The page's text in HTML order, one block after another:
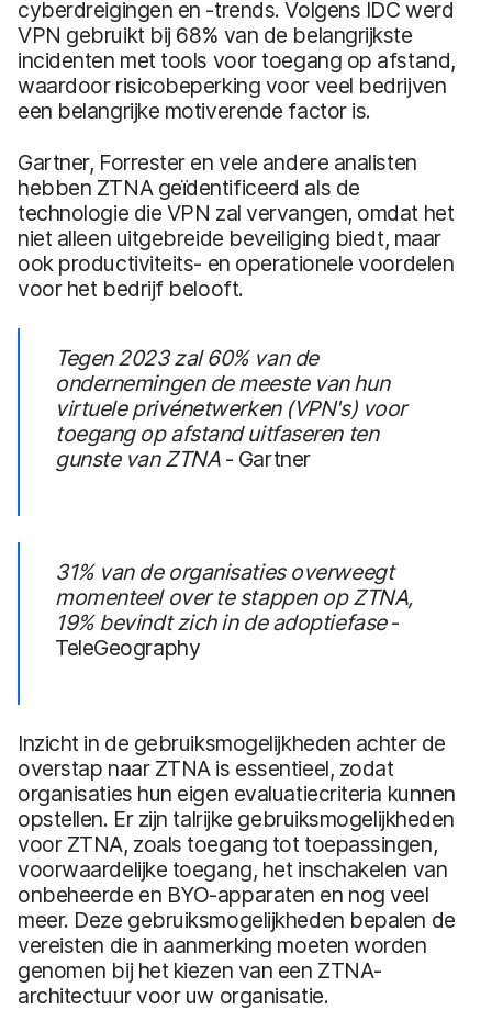
cyberdreigingen en -trends. Volgens IDC werd
VPN gebruikt bij 68% van de belangrijkste
incidenten met tools voor toegang op afstand,
waardoor risicobeperking voor veel bedrijven
een belangrijke motiverende factor is.
Gartner, Forrester en vele andere analisten
hebben ZTNA geïdentificeerd als de
technologie die VPN zal vervangen, omdat het
niet alleen uitgebreide beveiliging biedt, maar
ook productiviteits- en operationele voordelen
voor het bedrijf belooft.
Tegen 2023 zal 60% van de
ondernemingen de meeste van hun
virtuele privénetwerken (VPN's) voor
toegang op afstand uitfaseren ten
gunste van ZTNA- Gartner
31% van de organisaties overweegt
momenteel over te stappen op ZTNA,
19% bevindt zich in de adoptiefase-
TeleGeography
Inzicht in de gebruiksmogelijkheden achter de
overstap naar ZTNA is essentieel, zodat
organisaties hun eigen evaluatiecriteria kunnen
opstellen. Er zijn talrijke gebruiksmogelijkheden
voor ZTNA, zoals toegang tot toepassingen,
voorwaardelijke toegang, het inschakelen van
onbeheerde en BYO-apparaten en nog veel
meer. Deze gebruiksmogelijkheden bepalen de
vereisten die in aanmerking moeten worden
genomen bij het kiezen van een ZTNA-
architectuur voor uw organisatie.